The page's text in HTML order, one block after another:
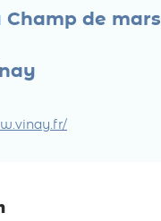
Champ de mars